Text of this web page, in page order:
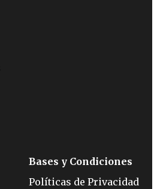
Bases y Condiciones
Políticas de Privacidad